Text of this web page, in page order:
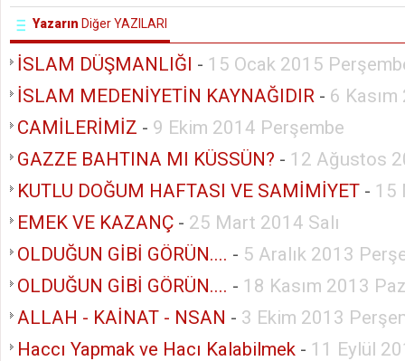
Yazarın Diğer YAZILARI
İSLAM DÜŞMANLIĞI - 15 Ocak 2015
İSLAM MEDENİYETİN KAYNAĞIDIR - 6
CAMİLERİMİZ - 9 Ekim 2014 Perşembe
GAZZE BAHTINA MI KÜSSÜN? - 12 Ağustos
KUTLU DOĞUM HAFTASI VE SAMİMİYET - 15
EMEK VE KAZANÇ - 25 Mart 2014 Salı
OLDUĞUN GİBİ GÖRÜN.... - 5 Aralık 2013
OLDUĞUN GİBİ GÖRÜN.... - 18 Kasım 2013
ALLAH - KAİNAT - NSAN - 3 Ekim 2013
Haccı Yapmak ve Hacı Kalabilmek - 11 Eylül